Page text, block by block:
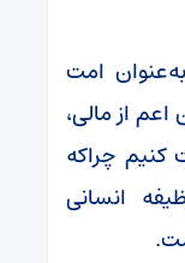
امت
از مالی،
کنیم چراکه
انسانی